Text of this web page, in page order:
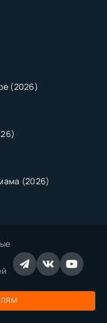
(2026)
(2026)